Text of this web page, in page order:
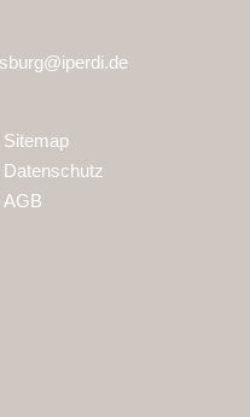
Sitemap
Datenschutz
AGB